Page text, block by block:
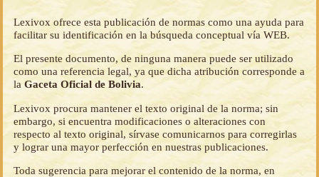
Lexivox ofrece esta publicación de normas como una ayuda para
facilitar su identificación en la búsqueda conceptual vía WEB.
El presente documento, de ninguna manera puede ser utilizado
como una referencia legal, ya que dicha atribución corresponde a
laGaceta Oficial de Bolivia.
Lexivox procura mantener el texto original de la norma; sin
embargo, si encuentra modificaciones o alteraciones con
respecto al texto original, sírvase comunicarnos para corregirlas
y lograr una mayor perfección en nuestras publicaciones.
Toda sugerencia para mejorar el contenido de la norma, en